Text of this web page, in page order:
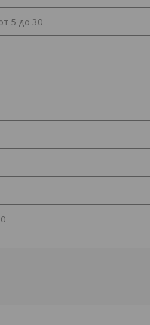
5 до 30